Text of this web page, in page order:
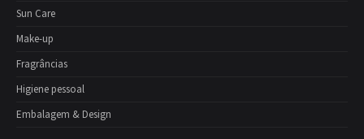
Sun Care
Make-up
Fragrâncias
Higiene pessoal
Embalagem & Design